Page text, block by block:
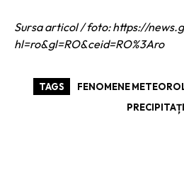
Sursa articol / foto: https://
hl=ro&gl=RO&ceid=RO%3Aro
TAGS FENOMENE